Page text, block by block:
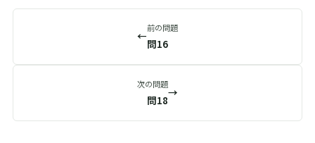
←
前の問題
問16
次の問題
問18
→